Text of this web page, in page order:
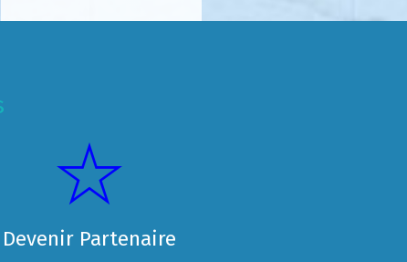
Devenir Partenaire